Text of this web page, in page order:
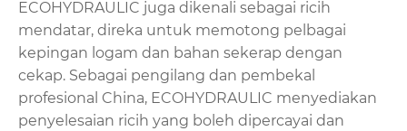
ECOHYDRAULIC juga dikenali sebagai ricih
mendatar, direka untuk memotong pelbagai
kepingan logam dan bahan sekerap dengan
cekap. Sebagai pengilang dan pembekal
profesional China, ECOHYDRAULIC menyediakan
penyelesaian ricih yang boleh dipercayai dan